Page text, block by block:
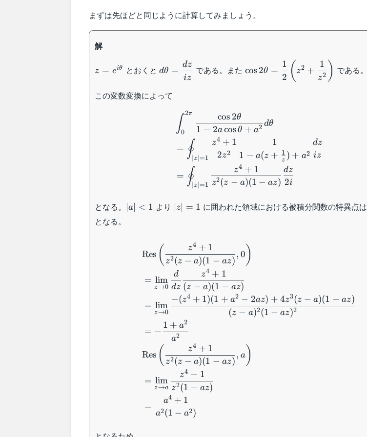
まずは先ほどと同じように計算してみましょう。
解
z=e^{i\theta}
z = eiθ とおくと d\theta =
\dfrac{dz}
dθ =
iz
dz
である。また
\cos 2\theta =
\dfrac{1}{2}
cos2θ =
2
1 ( z2 +
z2
1 ) である。
この変数変換によって
∫0
2π
1 − 2acosθ + a2
cos 2θ
dθ
= ∮ ∣z =1 2z2
z4 + 1
1 − a(z + z
1 ) + a2
1
iz
dz
= ∮ ∣z =1 z2(z − a)(1 − az)
z4 + 1
2i
dz
となる。 |a|
∣a < 1 より |z|
z = 1 に囲われた領域における被積分関数の特異点は
となる。
Res ( z2(z − a)(1 − az)
z4 + 1
, 0 )
=
z→0
lim
dz
d
(z − a)(1 − az)
z4 + 1
=
z→0
lim
(z − a)2(1 − az)2
−(z4 + 1)(1 + a2 − 2az) + 4z3(z − a)(1 − az)
= −
a2
1 + a2
Res ( z2(z − a)(1 − az)
z4 + 1
, a)
=
z→a
lim
z2(1 − az)
z4 + 1
=
a2(1 − a2)
a4 + 1